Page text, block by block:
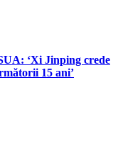
‘Xi Jinping crede
15 ani’